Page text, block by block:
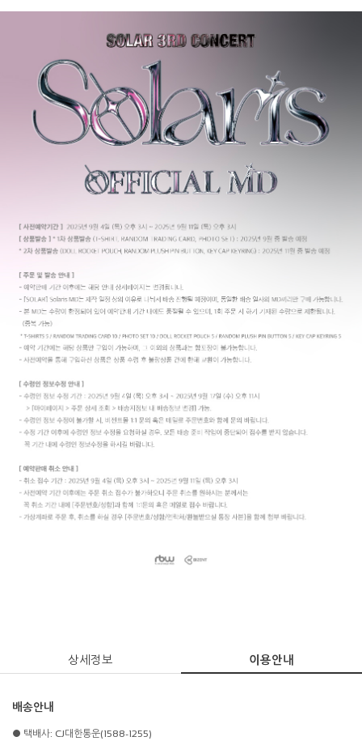
상세정보 이용안내
배송안내
● 택배사: CJ대한통운(1588-1255)